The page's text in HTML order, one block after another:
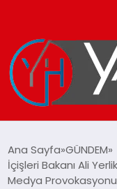
SPOR
Ana Sayfa GÜNDEM
İçişleri Bakanı Ali
Medya Provokasyonu